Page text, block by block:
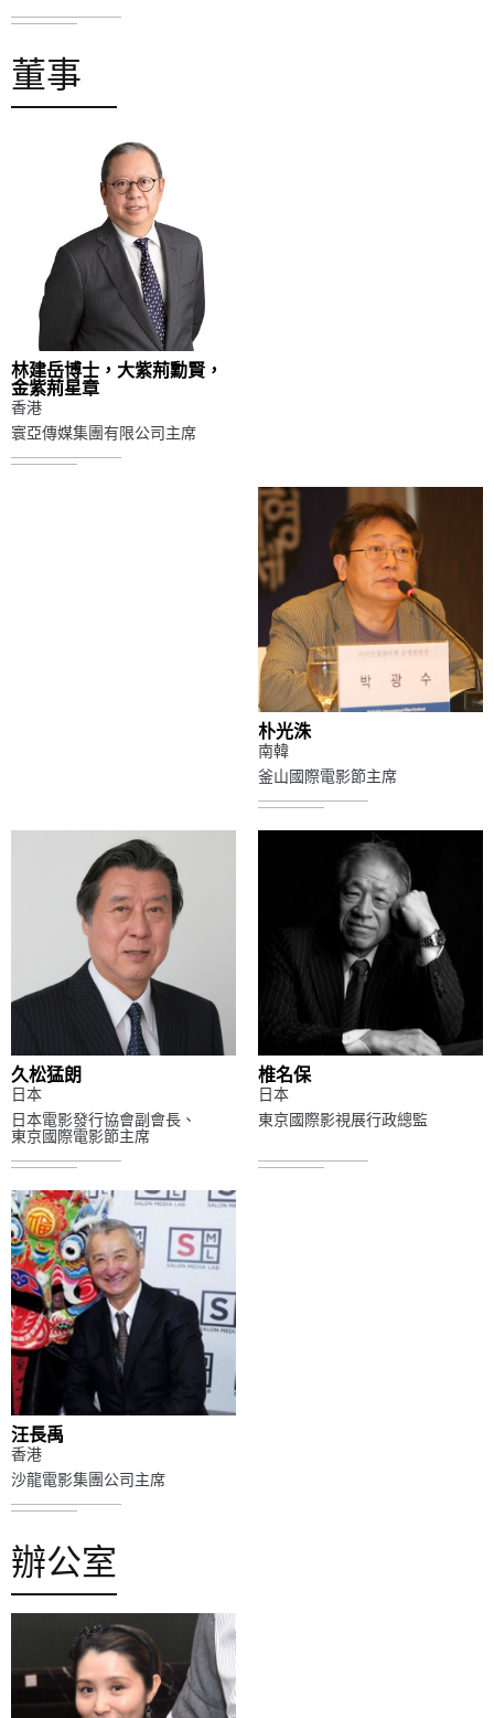
董事
林建岳博士，大紫荊勳賢，
金紫荊星章
香港
寰亞傳媒集團有限公司主席
朴光洙
南韓
釜山國際電影節主席
久松猛朗
日本
日本電影發行協會副會長、
東京國際電影節主席
椎名保
日本
東京國際影視展行政總監
汪長禹
香港
沙龍電影集團公司主席
辦公室